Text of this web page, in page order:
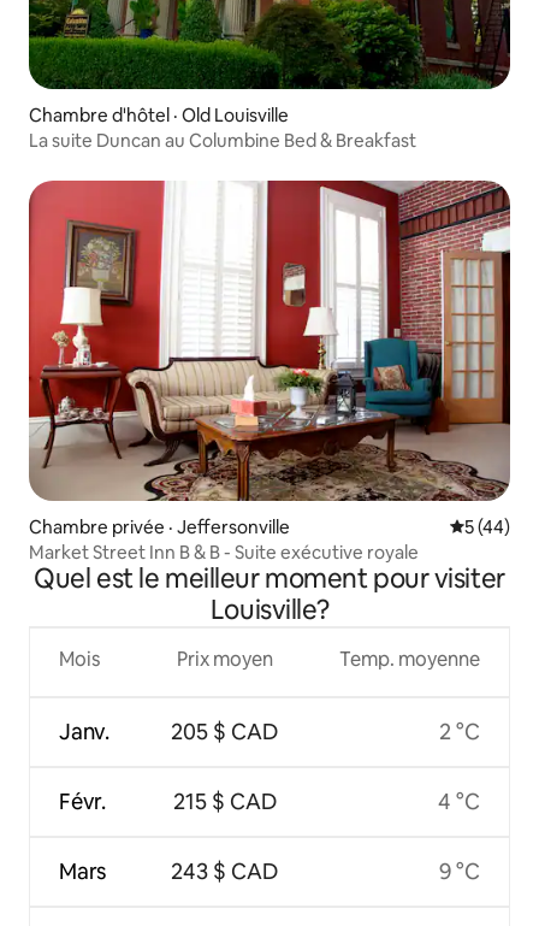
Chambre d'hôtel · Old Louisville
La suite Duncan au Columbine Bed & Breakfast
Chambre privée · Jeffersonville Note
5 (44)
Market Street Inn B & B - Suite exécutive royale
Quel est le meilleur moment pour visiter
Louisville?
Mois
Janv.
Févr.
Mars
Prix moyen
205 $ CAD
215 $ CAD
243 $ CAD
Temp. moyenne
2 °C
4 °C
9 °C